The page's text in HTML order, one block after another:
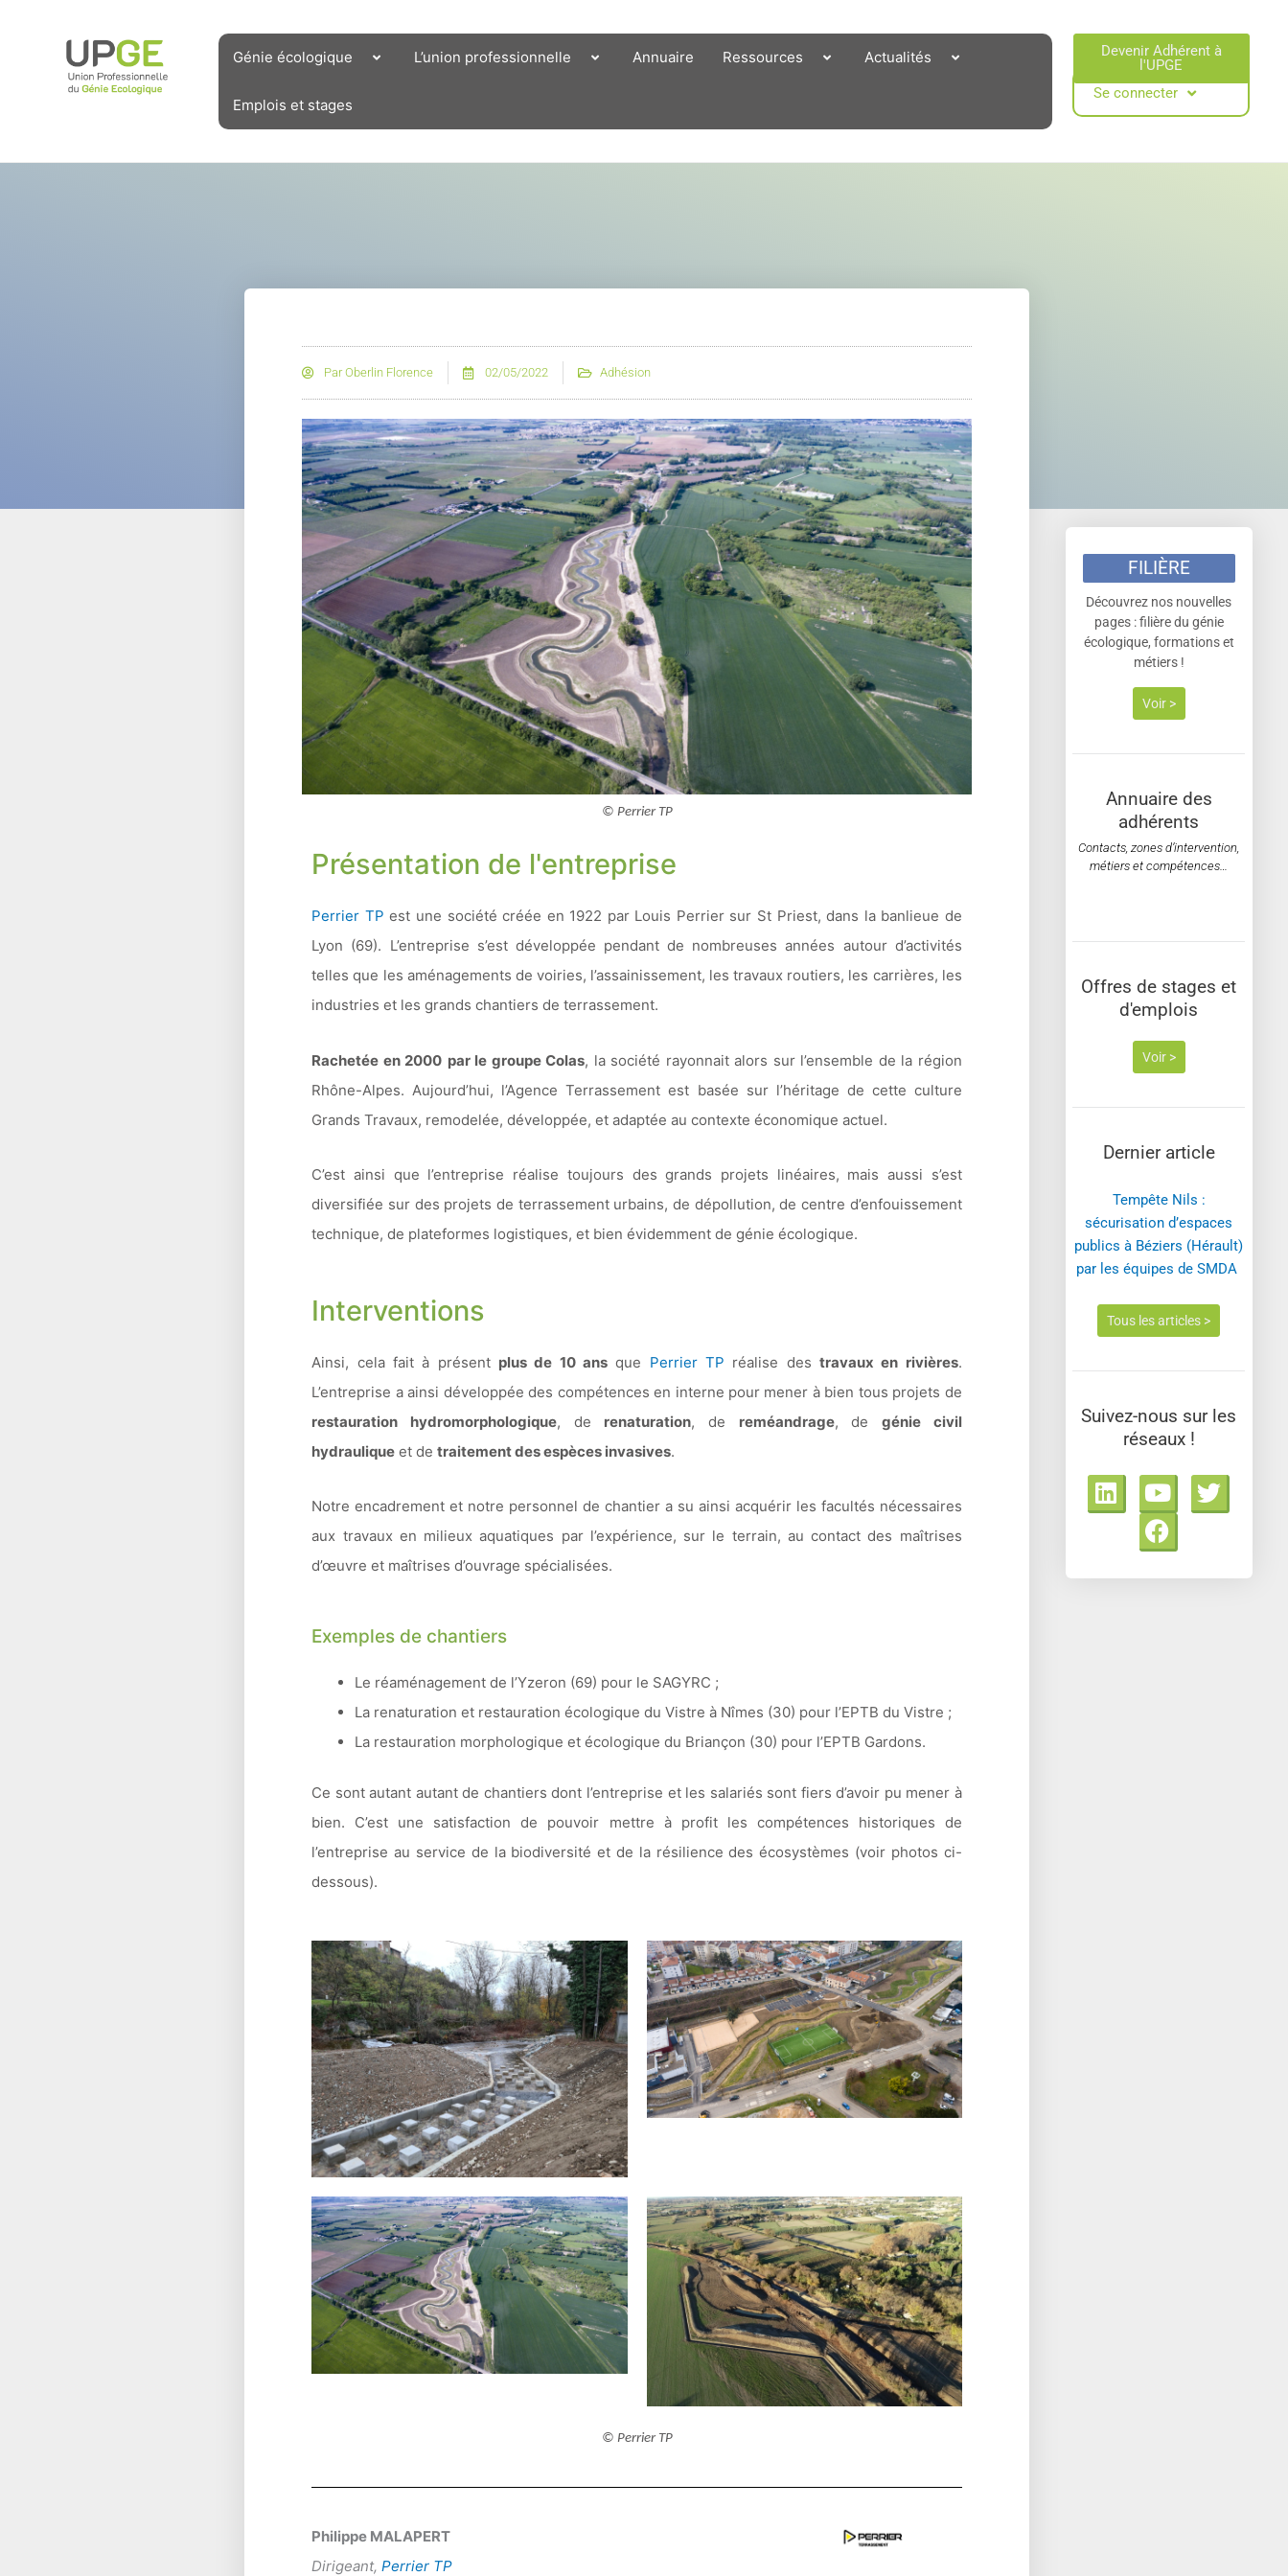
Génie écologique L’union professionnelle Annuaire Ressources Actualités
Emplois et stages
Devenir Adhérent à
l'UPGE​
Se connecter
ParOberlin Florence 02/05/2022 Adhésion
© Perrier TP
Présentation de l'entreprise
Perrier TP est une société créée en 1922 par Louis Perrier sur St Priest, dans la banlieue de
Lyon (69). L’entreprise s’est développée pendant de nombreuses années autour d’activités
telles que les aménagements de voiries, l’assainissement, les travaux routiers, les carrières, les
industries et les grands chantiers de terrassement.
Rachetée en 2000 par le groupe Colas, la société rayonnait alors sur l’ensemble de la région
Rhône-Alpes. Aujourd’hui, l’Agence Terrassement est basée sur l’héritage de cette culture
Grands Travaux, remodelée, développée, et adaptée au contexte économique actuel.
C’est ainsi que l’entreprise réalise toujours des grands projets linéaires, mais aussi s’est
diversifiée sur des projets de terrassement urbains, de dépollution, de centre d’enfouissement
technique, de plateformes logistiques, et bien évidemment de génie écologique.
Interventions
Ainsi, cela fait à présent plus de 10 ans que Perrier TP réalise destravaux en rivières.
L’entreprise a ainsi développée des compétences en interne pour mener à bien tous projets de
restauration hydromorphologique, de renaturation, de reméandrage, degénie civil
hydraulique et detraitement des espèces invasives.
Notre encadrement et notre personnel de chantier a su ainsi acquérir les facultés nécessaires
aux travaux en milieux aquatiques par l’expérience, sur le terrain, au contact des maîtrises
d’œuvre et maîtrises d’ouvrage spécialisées.
Exemples de chantiers
Le réaménagement de l’Yzeron (69) pour le SAGYRC ;
La renaturation et restauration écologique du Vistre à Nîmes (30) pour l’EPTB du Vistre ;
La restauration morphologique et écologique du Briançon (30) pour l’EPTB Gardons.
Ce sont autant autant de chantiers dont l’entreprise et les salariés sont fiers d’avoir pu mener à
bien. C’est une satisfaction de pouvoir mettre à profit les compétences historiques de
l’entreprise au service de la biodiversité et de la résilience des écosystèmes (voir photos ci-
dessous).
© Perrier TP
Philippe MALAPERT
Dirigeant,Perrier TP
FILIÈRE
Découvrez nos nouvelles
pages : filière du génie
écologique, formations et
métiers !
Voir >
Annuaire des
adhérents
Contacts, zones d’intervention,
métiers et compétences…
Offres de stages et
d'emplois
Voir >
Dernier article
Tempête Nils :
sécurisation d’espaces
publics à Béziers (Hérault)
par les équipes de SMDA ​
Tous les articles >
Suivez-nous sur les
réseaux !
L
i
e
Y
o
u
t
u
T
w
t
F
a
c
e
b